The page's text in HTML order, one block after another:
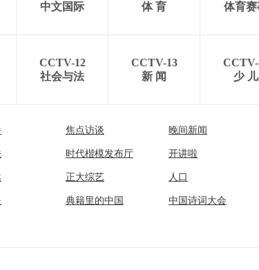
中文国际
体 育
体育赛
CCTV-12
社会与法
CCTV-13
新 闻
CCTV-
少 儿
焦点访谈 晚间新闻
时代楷模发布厅 开讲啦
正大综艺 人口
典籍里的中国 中国诗词大会